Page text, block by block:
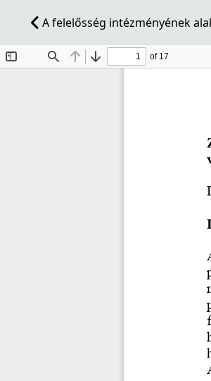
A felelősség intézményének